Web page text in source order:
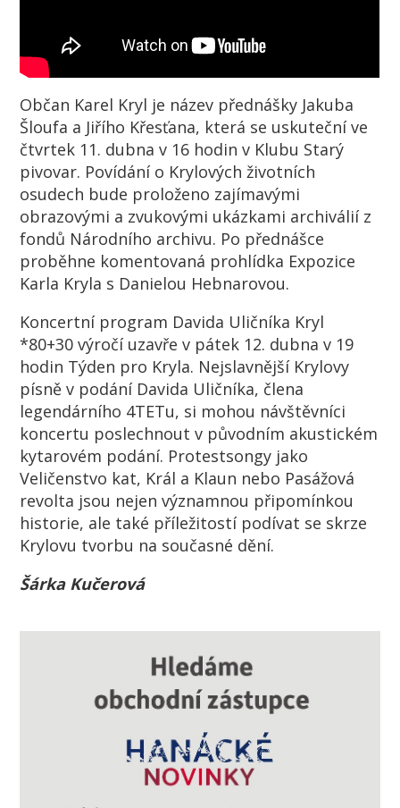
Občan Karel Kryl je název přednášky Jakuba
Šloufa a Jiřího Křesťana, která se uskuteční ve
čtvrtek 11. dubna v 16 hodin v Klubu Starý
pivovar. Povídání o Krylových životních
osudech bude proloženo zajímavými
obrazovými a zvukovými ukázkami archiválií z
fondů Národního archivu. Po přednášce
proběhne komentovaná prohlídka Expozice
Karla Kryla s Danielou Hebnarovou.
Koncertní program Davida Uličníka Kryl
*80+30 výročí uzavře v pátek 12. dubna v 19
hodin Týden pro Kryla. Nejslavnější Krylovy
písně v podání Davida Uličníka, člena
legendárního 4TETu, si mohou návštěvníci
koncertu poslechnout v původním akustickém
kytarovém podání. Protestsongy jako
Veličenstvo kat, Král a Klaun nebo Pasážová
revolta jsou nejen významnou připomínkou
historie, ale také příležitostí podívat se skrze
Krylovu tvorbu na současné dění.
Šárka Kučerová